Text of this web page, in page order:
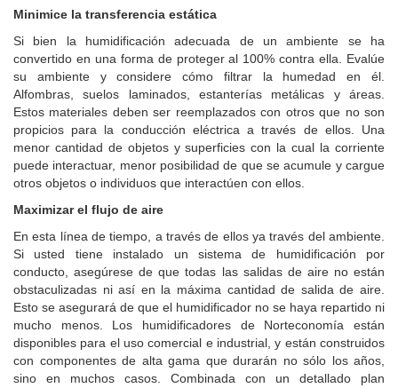
Minimice la transferencia estática
Si bien la humidificación adecuada de un ambiente se ha
convertido en una forma de proteger al 100% contra ella. Evalúe
su ambiente y considere cómo filtrar la humedad en él.
Alfombras, suelos laminados, estanterías metálicas y áreas.
Estos materiales deben ser reemplazados con otros que no son
propicios para la conducción eléctrica a través de ellos. Una
menor cantidad de objetos y superficies con la cual la corriente
puede interactuar, menor posibilidad de que se acumule y cargue
otros objetos o individuos que interactúen con ellos.
Maximizar el flujo de aire
En esta línea de tiempo, a través de ellos ya través del ambiente.
Si usted tiene instalado un sistema de humidificación por
conducto, asegúrese de que todas las salidas de aire no están
obstaculizadas ni así en la máxima cantidad de salida de aire.
Esto se asegurará de que el humidificador no se haya repartido ni
mucho menos. Los humidificadores de Norteconomía están
disponibles para el uso comercial e industrial, y están construidos
con componentes de alta gama que durarán no sólo los años,
sino en muchos casos. Combinada con un detallado plan